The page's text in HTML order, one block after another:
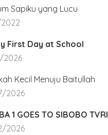
Sapiku yang Lucu
2022
First Day at School
2026
Kecil Menuju Baitullah
2026
1 GOES TO SIBOBO TVRI
2026